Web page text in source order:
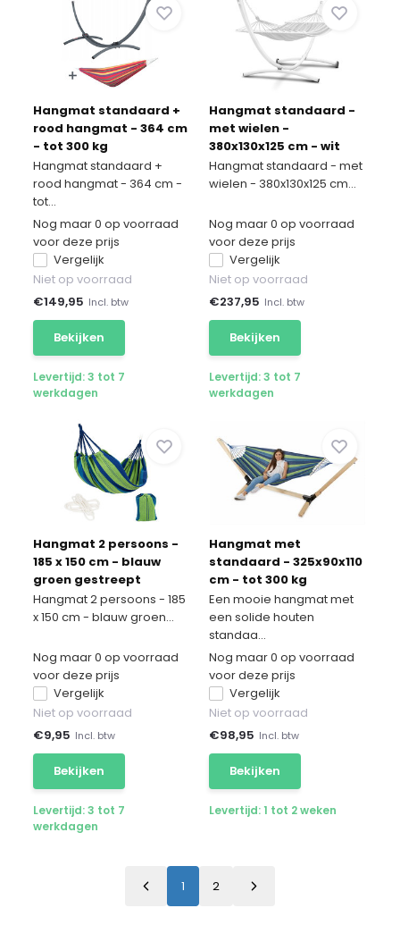
Hangmat standaard +
rood hangmat - 364 cm
- tot 300 kg
Hangmat standaard +
rood hangmat - 364 cm -
tot...
Nog maar 0 op voorraad
voor deze prijs
Vergelijk
Niet op voorraad
€149,95 Incl. btw
Bekijken
Levertijd: 3 tot 7
werkdagen
Hangmat standaard -
met wielen -
380x130x125 cm - wit
Hangmat standaard - met
wielen - 380x130x125 cm...
Nog maar 0 op voorraad
voor deze prijs
Vergelijk
Niet op voorraad
€237,95 Incl. btw
Bekijken
Levertijd: 3 tot 7
werkdagen
Hangmat 2 persoons -
185 x 150 cm - blauw
groen gestreept
Hangmat 2 persoons - 185
x 150 cm - blauw groen...
Nog maar 0 op voorraad
voor deze prijs
Vergelijk
Niet op voorraad
€9,95 Incl. btw
Bekijken
Levertijd: 3 tot 7
werkdagen
Hangmat met
standaard - 325x90x110
cm - tot 300 kg
Een mooie hangmat met
een solide houten
standaa...
Nog maar 0 op voorraad
voor deze prijs
Vergelijk
Niet op voorraad
€98,95 Incl. btw
Bekijken
Levertijd: 1 tot 2 weken
1 2